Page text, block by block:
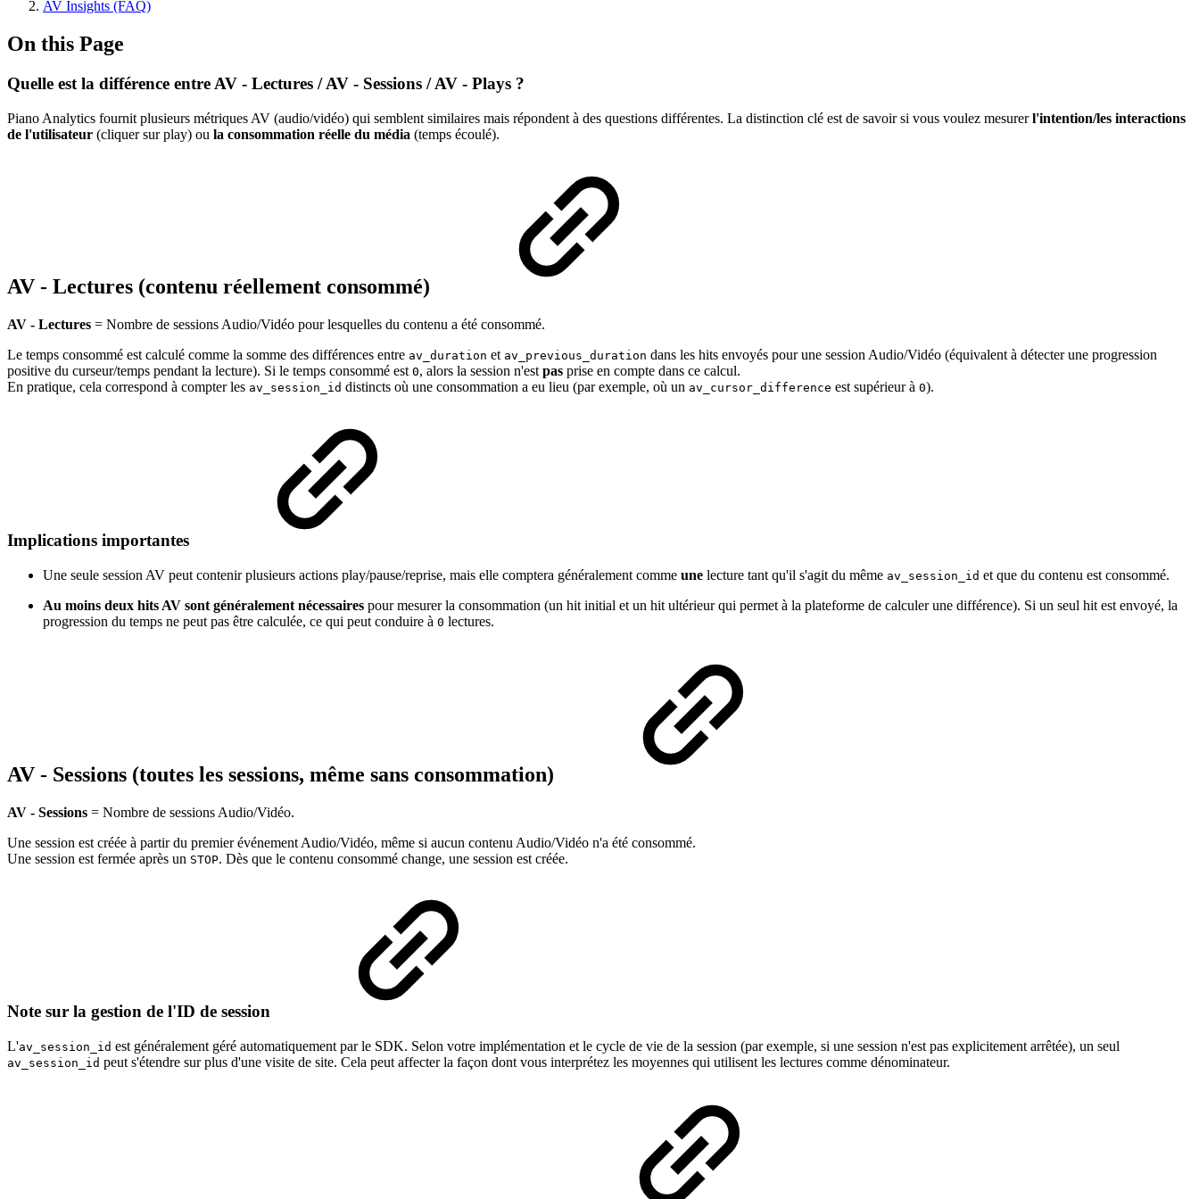
AV Insights (FAQ)
On this Page
Quelle est la différence entre AV - Lectures / AV - Sessions / AV - Plays ?
Piano Analytics fournit plusieurs métriques AV (audio/vidéo) qui semblent similaires mais répondent à des questions différentes. La distinction clé est de savoir si vous voulez mesurerl'intention/les interactions
de l'utilisateur (cliquer sur play) ou la consommation réelle du média (temps écoulé).
AV - Lectures (contenu réellement consommé)
AV - Lectures = Nombre de sessions Audio/Vidéo pour lesquelles du contenu a été consommé.
Le temps consommé est calculé comme la somme des différences entre av_duration et av_previous_duration dans les hits envoyés pour une session Audio/Vidéo (équivalent à détecter une progression
positive du curseur/temps pendant la lecture). Si le temps consommé est 0, alors la session n'est pas prise en compte dans ce calcul.
En pratique, cela correspond à compter les av_session_id distincts où une consommation a eu lieu (par exemple, où un av_cursor_difference est supérieur à 0).
Implications importantes
Une seule session AV peut contenir plusieurs actions play/pause/reprise, mais elle comptera généralement comme une lecture tant qu'il s'agit du même av_session_id et que du contenu est consommé.
Au moins deux hits AV sont généralement nécessaires pour mesurer la consommation (un hit initial et un hit ultérieur qui permet à la plateforme de calculer une différence). Si un seul hit est envoyé, la
progression du temps ne peut pas être calculée, ce qui peut conduire à 0 lectures.
AV - Sessions (toutes les sessions, même sans consommation)
AV - Sessions = Nombre de sessions Audio/Vidéo.
Une session est créée à partir du premier événement Audio/Vidéo, même si aucun contenu Audio/Vidéo n'a été consommé.
Une session est fermée après un STOP. Dès que le contenu consommé change, une session est créée.
Note sur la gestion de l'ID de session
L'av_session_id est généralement géré automatiquement par le SDK. Selon votre implémentation et le cycle de vie de la session (par exemple, si une session n'est pas explicitement arrêtée), un seul
av_session_id peut s'étendre sur plus d'une visite de site. Cela peut affecter la façon dont vous interprétez les moyennes qui utilisent les lectures comme dénominateur.